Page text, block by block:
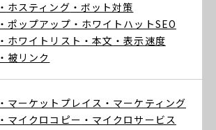
・ホスティング ・ボット対策
・ポップアップ ・ホワイトハットSEO
・ホワイトリスト ・本文 ・表示速度
・被リンク
・マーケットプレイス ・マーケティング
・マイクロコピー ・マイクロサービス